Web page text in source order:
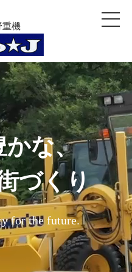
重機
かな、
づくり
for the future.